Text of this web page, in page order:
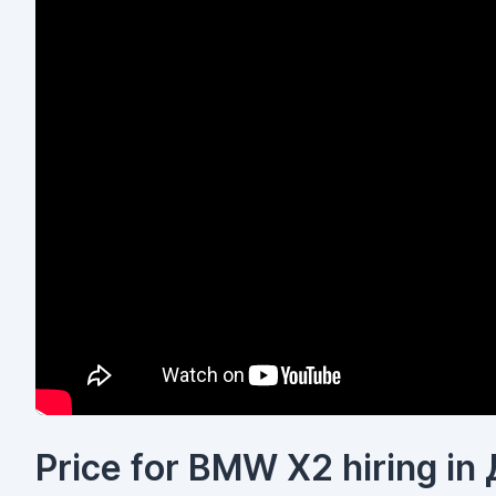
Price for BMW X2 hiring in